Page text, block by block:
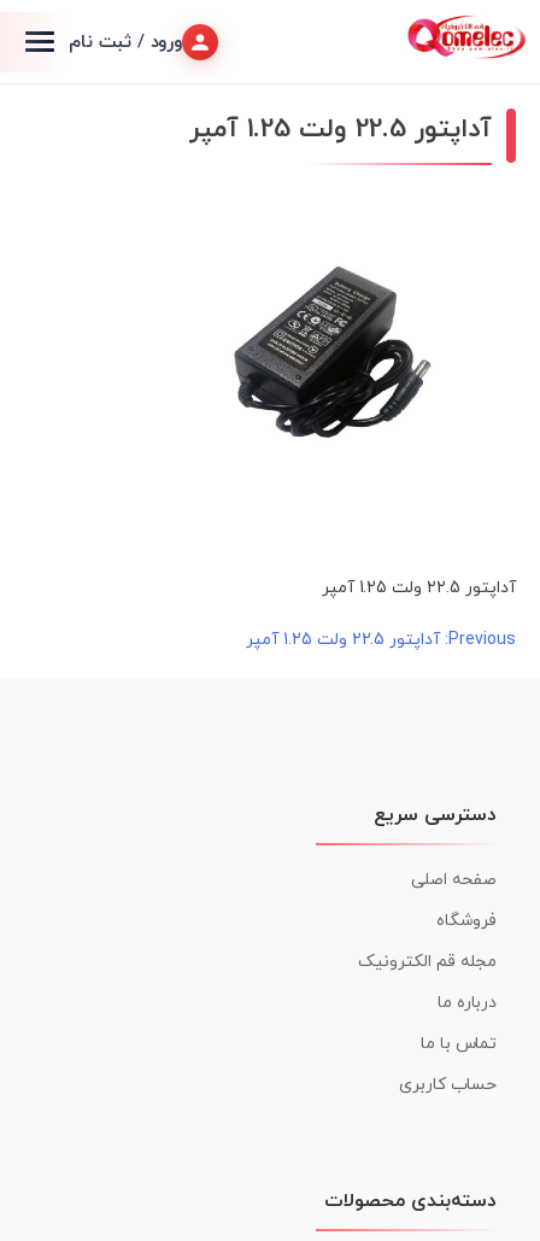
ورود / ثبت نام
آداپتور 22.5 ولت 1.25 آمپر
آداپتور 22.5 ولت 1.25 آمپر
راهبری
Previous: آداپتور 22.5 ولت 1.25 آمپر
دسترسی سریع
صفحه اصلی
فروشگاه
مجله قم الکترونیک
درباره ما
تماس با ما
حساب کاربری
دسته‌بندی محصولات